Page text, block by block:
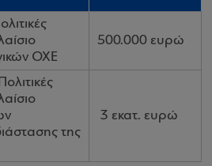
ΟΧΕ
500.000 ευρώ
της
3 εκατ. ευρώ